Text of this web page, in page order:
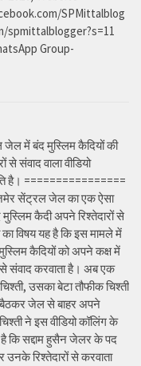
SPMittalblog
Group-
में बंद मुस्लिम कैदियों की
से संवाद वाला वीडियो
है। ================
सेंट्रल जेल का एक ऐसा
कैदी अपने रिश्तेदारों से
विषय यह है कि इस मामले में
कैदियों को अपने कक्ष में
संवाद करवाता है। अब एक
उसका बेटा तौफीक चिश्ती
बैठकर जेल से बाहर अपने
ने इस वीडियो कॉलिंग के
है कि सद्दाम हुसैन जेलर के पद
उनके रिश्तेदारों से करवाता